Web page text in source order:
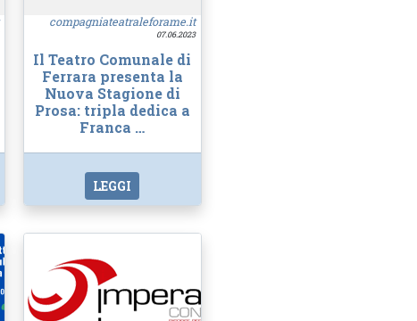
compagniateatraleforame.it
07.06.2023
Il Teatro Comunale di
Ferrara presenta la
Nuova Stagione di
Prosa: tripla dedica a
Franca …
LEGGI